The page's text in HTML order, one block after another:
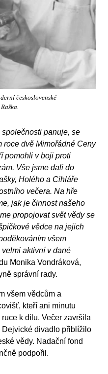
československé
společnosti panuje, se
roce dvě Mimořádné Ceny
pomohli v boji proti
Vše jsme dali do
Holého a Cihláře
večera. Na hře
jak je činnost našeho
propojovat svět vědy se
vědce na jejich
všem
aktivní v dané
Monika Vondráková,
správní rady.
všem vědcům a
kteří ani minutu
k dílu. Večer završila
Dejvické divadlo přiblížilo
vědy. Nadační fond
podpořil.